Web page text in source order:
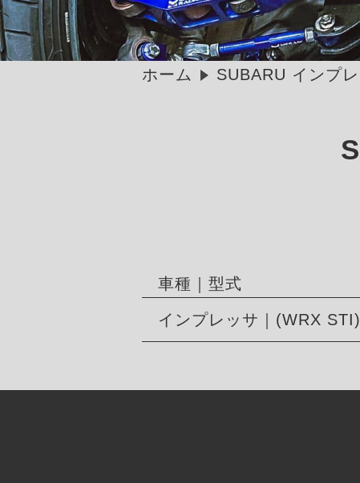
ホーム SUBARU インプ
車種｜型式
インプレッサ｜(WRX